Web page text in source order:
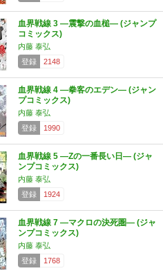
血界戦線 3 ―震撃の血槌― (ジャンプ
コミックス)
内藤 泰弘
登録
2148
血界戦線 4 ―拳客のエデン― (ジャン
プコミックス)
内藤 泰弘
登録
1990
血界戦線 5 ―Zの一番長い日― (ジャ
ンプコミックス)
内藤 泰弘
登録
1924
血界戦線 7 ―マクロの決死圏― (ジャ
ンプコミックス)
内藤 泰弘
登録
1768